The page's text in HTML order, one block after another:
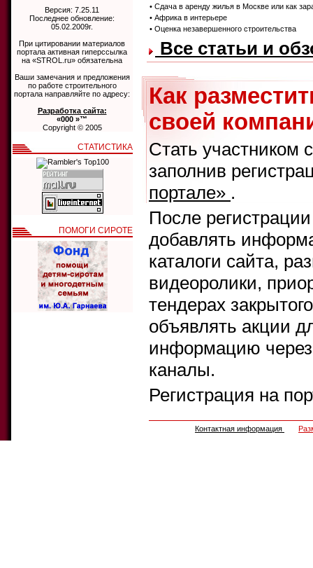
• Сдача в аренду жилья в Москве или как
• Африка в интерьере
• Оценка незавершенного строительства
Все статьи и
Как
своей
Стать участником
заполнив
портале» .
После
добавлять
каталоги сайта,
видеоролики,
тендерах
объявлять акции
информацию
каналы.
Регистрация на
Контактная информация
Версия: 7.25.11
Последнее обновление:
05.02.2009г.
При цитировании материалов
портала активная гиперссылка
на «STROL.ru» обязательна
Ваши замечания и предложения
по работе строительного
портала направляйте по адресу:
Разработка сайта:
«000 »™
Copyright © 2005
СТАТИСТИКА
ПОМОГИ СИРОТЕ